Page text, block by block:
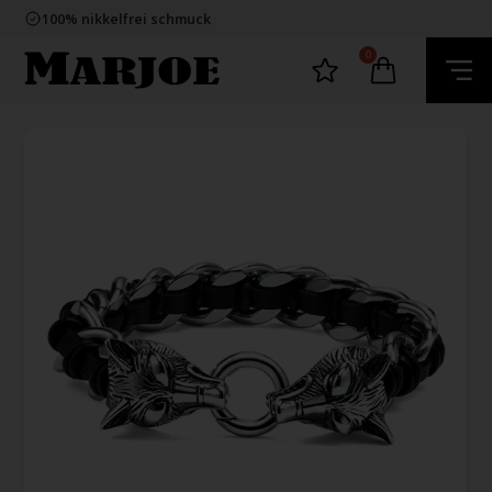
100% nikkelfrei schmuck
60 Tage Rückgabe
E-mark webshop
100% nikkelfrei schmuck
0